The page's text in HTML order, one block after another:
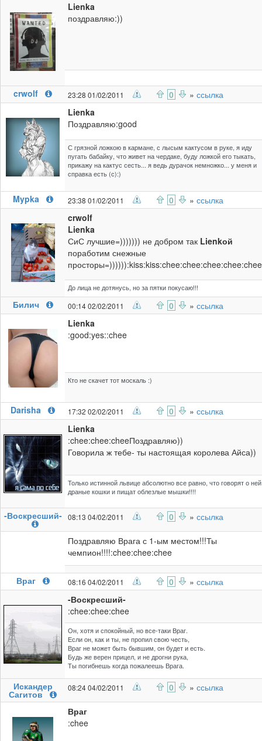
Lienka
поздравляю:))
crwolf 23:28 01/02/2011 0 » ссылка
Lienka
Поздравляю:good
С грязной ложкою в кармане, с лысым кактусом в руке, я иду
пугать бабайку, что живет на чердаке, буду ложкой его тыкать,
прикажу на кактус сесть... я ведь дурачок немножко... у меня и
справка есть (с):)
Mypka 23:38 01/02/2011 0 » ссылка
crwolf
Lienka
СиС лучшие=))))))) не добром так Lienkой
поработим снежные
просторы=)))))):kiss:kiss:chee:chee:chee:chee:chee
До лица не дотянусь, но за пятки покусаю!!!
Билич 00:14 02/02/2011 0 » ссылка
Lienka
:good:yes::chee
Кто не скачет тот москаль :)
Darisha 17:32 02/02/2011 0 » ссылка
Lienka
:chee:chee:cheeПоздравляю))
Говорила ж тебе- ты настоящая королева Айса))
Только истинной львице абсолютно все равно, что говорят о ней
драные кошки и пищат облезлые мышки!!!!
-Воскресший- 08:13 04/02/2011 0 » ссылка
Поздравляю Врага с 1-ым местом!!!Ты
чемпион!!!!:chee:chee:chee
Враг 08:16 04/02/2011 0 » ссылка
-Воскресший-
:chee:chee:chee
Он, хотя и спокойный, но все-таки Враг.
Если он, как и ты, не пропил свою честь,
Враг не может быть бывшим, он будет и есть.
Будь же верен прицел, и не дрогни рука,
Ты погибнешь когда пожалеешь Врага.
Искандер
Сагитов
08:24 04/02/2011 0 » ссылка
Враг
:chee